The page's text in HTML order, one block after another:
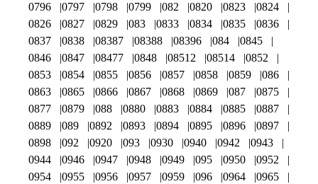
0796
0797 0798 0799 082 0820 0823
0824
0826
0827 0829 083 0833 0834 0835
0836
0837
0838 08387 08388 08396 084
0845
0846
0847 08477 0848 08512 08514
0852
0853
0854 0855 0856 0857 0858 0859
086
0863
0865 0866 0867 0868 0869 087
0875
0877
0879 088 0880 0883 0884 0885
0887
0889
089 0892 0893 0894 0895 0896
0897
0898
092 0920 093 0930 0940 0942
0943
0944
0946 0947 0948 0949 095 0950
0952
0954
0955 0956 0957 0959 096 0964
0965